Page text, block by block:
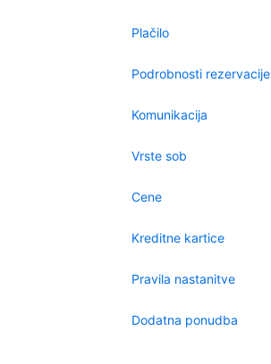
Plačilo
Podrobnosti rezervacije
Komunikacija
Vrste sob
Cene
Kreditne kartice
Pravila nastanitve
Dodatna ponudba